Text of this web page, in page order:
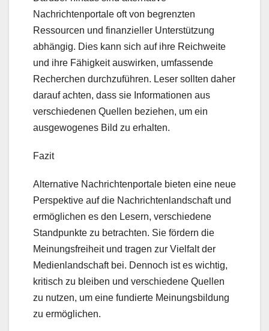
Nachrichtenportale oft von begrenzten
Ressourcen und finanzieller Unterstützung
abhängig. Dies kann sich auf ihre Reichweite
und ihre Fähigkeit auswirken, umfassende
Recherchen durchzuführen. Leser sollten daher
darauf achten, dass sie Informationen aus
verschiedenen Quellen beziehen, um ein
ausgewogenes Bild zu erhalten.
Fazit
Alternative Nachrichtenportale bieten eine neue
Perspektive auf die Nachrichtenlandschaft und
ermöglichen es den Lesern, verschiedene
Standpunkte zu betrachten. Sie fördern die
Meinungsfreiheit und tragen zur Vielfalt der
Medienlandschaft bei. Dennoch ist es wichtig,
kritisch zu bleiben und verschiedene Quellen
zu nutzen, um eine fundierte Meinungsbildung
zu ermöglichen.